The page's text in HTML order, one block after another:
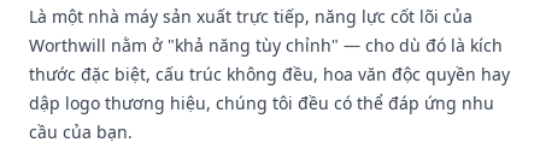
Là một nhà máy sản xuất trực tiếp, năng lực cốt lõi của
Worthwill nằm ở "khả năng tùy chỉnh" — cho dù đó là kích
thước đặc biệt, cấu trúc không đều, hoa văn độc quyền hay
dập logo thương hiệu, chúng tôi đều có thể đáp ứng nhu
cầu của bạn.